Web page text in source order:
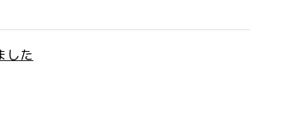
した